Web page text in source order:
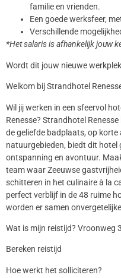
familie en vrienden.
Een goede werksfeer,
Verschillende
*Het salaris is afhankelijk jouw
Wordt dit jouw nieuwe
Welkom bij Strandhotel
Wil jij werken in een sfeervol
Renesse? Strandhotel
de geliefde badplaats, op
natuurgebieden, biedt dit hotel
ontspanning en avontuur.
team waar Zeeuwse
schitteren in het culinaire à la
perfect verblijf in de 48 ruime
worden er samen
Wat is mijn reistijd? Vroonweg
Bereken reistijd
Hoe werkt het solliciteren?